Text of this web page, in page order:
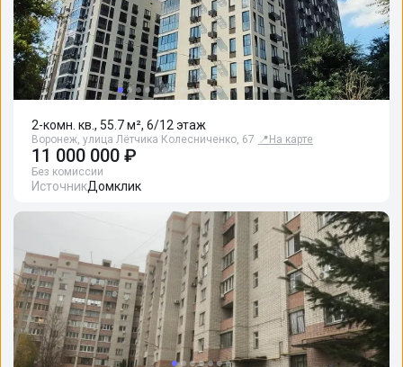
2-комн. кв., 55.7 м², 6/12 этаж
Воронеж, улица Лётчика Колесниченко, 67 📍 На карте
11 000 000 ₽
Без комиссии
ИсточникДомклик